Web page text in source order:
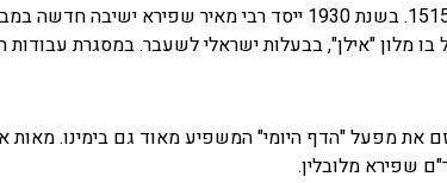
בלובלין פעלה ישיבה כבר בשנת 1515. בשנת 1930 ייסד רבי
בו מלון "אילן", בבעלות ישראלי לשעבר. במסגרת
את מפעל "הדף היומי" המשפיע מאוד גם בימינו. מאות
שפירא מלובלין.